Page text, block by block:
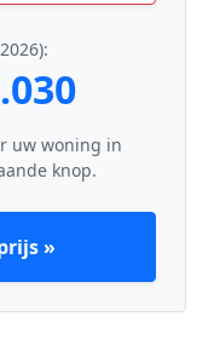
uw woning in
knop.
»